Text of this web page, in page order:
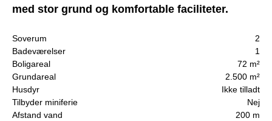
med stor grund og komfortable faciliteter.
Soverum
2
Badeværelser
1
Boligareal
72 m²
Grundareal
2.500 m²
Husdyr
Ikke tilladt
Tilbyder miniferie
Nej
Afstand vand
200 m